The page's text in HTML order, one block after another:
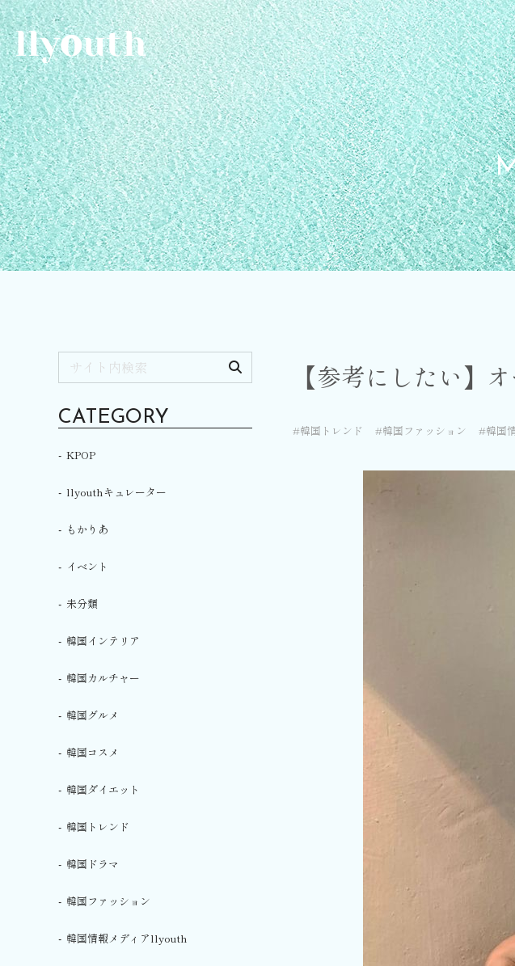
【参考にしたい】
韓国トレンド 韓国ファッション 韓国
CATEGORY
KPOP
llyouthキュレーター
もかりあ
イベント
未分類
韓国インテリア
韓国カルチャー
韓国グルメ
韓国コスメ
韓国ダイエット
韓国トレンド
韓国ドラマ
韓国ファッション
韓国情報メディアllyouth